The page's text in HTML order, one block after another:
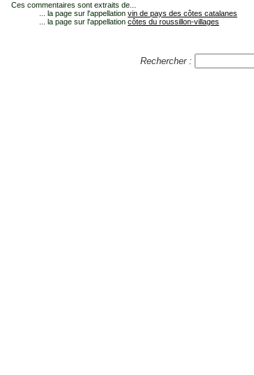
Ces commentaires sont extraits de...
... la page sur l'appellation vin de pays des côtes catalanes
... la page sur l'appellation côtes du roussillon-villages
Rechercher :